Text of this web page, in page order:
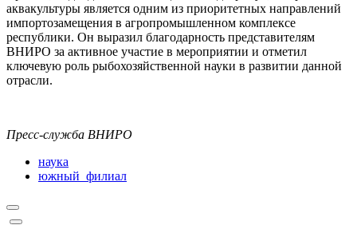
аквакультуры является одним из приоритетных направлений
импортозамещения в агропромышленном комплексе
республики. Он выразил благодарность представителям
ВНИРО за активное участие в мероприятии и отметил
ключевую роль рыбохозяйственной науки в развитии данной
отрасли.
Пресс-служба ВНИРО
наука
южный_филиал